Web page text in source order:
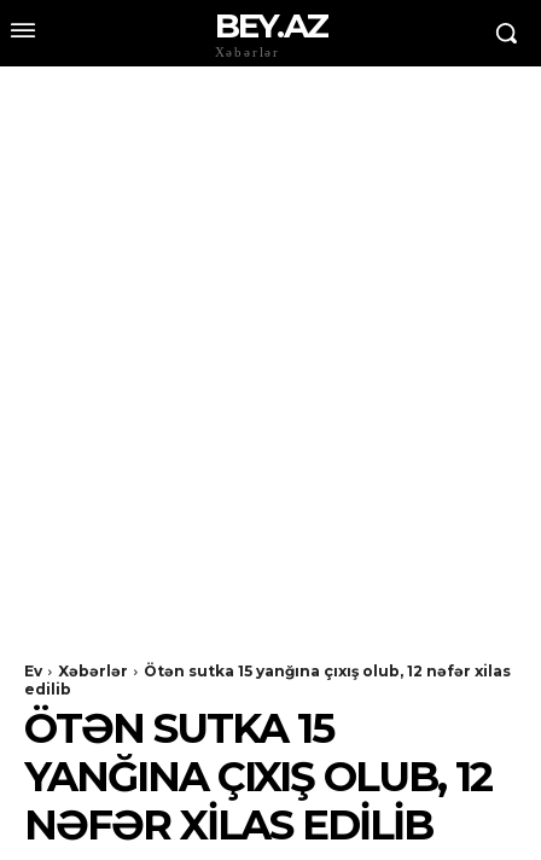
BEY.AZ
Xəbərlər
Ev Xəbərlər
Ötən sutka 15 yanğına çıxış olub, 12 nəfər xilas
edilib
ÖTƏN SUTKA 15
YANĞINA ÇIXIŞ OLUB, 12
NƏFƏR XILAS EDILIB